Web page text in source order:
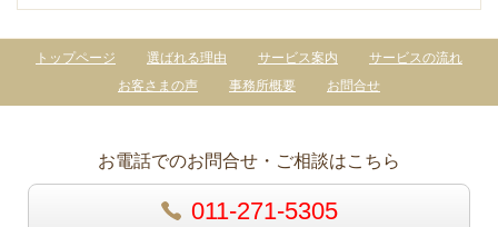
トップページ 選ばれる理由 サービス案内
サービスの流れ
お客さまの声
事務所概要 お問合せ
お電話でのお問合せ・ご相談はこちら
011-271-5305